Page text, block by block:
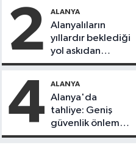
2 ALANYA
Alanyalıların
yıllardır beklediği
yol askıdan
döndü
4 ALANYA
Alanya'da
tahliye: Geniş
güvenlik önlemi
alındı